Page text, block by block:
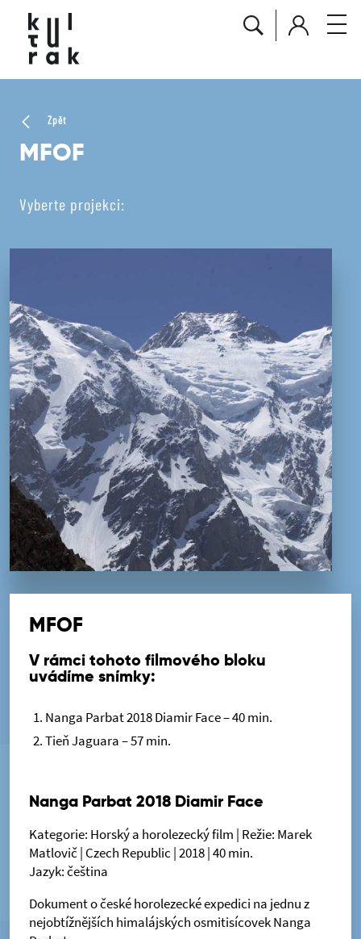
Zpět
MFOF
Vyberte projekci:
MFOF
V rámci tohoto filmového bloku
uvádíme snímky:
Nanga Parbat 2018 Diamir Face – 40 min.
Tieň Jaguara – 57 min.
Nanga Parbat 2018 Diamir Face
Kategorie: Horský a horolezecký film | Režie: Marek
Matlovič | Czech Republic | 2018 | 40 min.
Jazyk: čeština
Dokument o české horolezecké expedici na jednu z
nejobtížnějších himalájských osmitisícovek Nanga